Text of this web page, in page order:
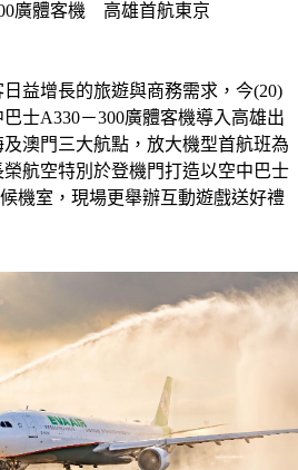
廣體客機　高雄首航東京
益增長的旅遊與商務需求，今(20)
士A330－300廣體客機導入高雄出
澳門三大航點，放大機型首航班為
航空特別於登機門打造以空中巴士
機室，現場更舉辦互動遊戲送好禮